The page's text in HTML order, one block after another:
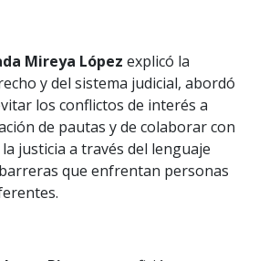
Mireya López explicó la
y del sistema judicial, abordó
los conflictos de interés a
de pautas y de colaborar con
justicia a través del lenguaje
que enfrentan personas